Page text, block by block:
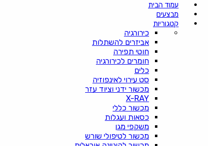
עמוד הבית
מבצעים
קטגוריות
כירורגיה
אביזרים להשתלות
חוטי תפירה
חומרים לכירורגיה
כלים
סט עירוי לאינפוזיה
מכשור ידני וציוד עזר
X-RAY
מכשור כללי
כסאות ועגלות
משקפי מגן
מכשור לטיפולי שורש